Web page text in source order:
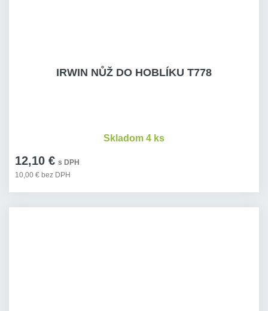
IRWIN NŮŽ DO HOBLÍKU T778
12,10 € s DPH
10,00 € bez DPH
Skladom 4 ks